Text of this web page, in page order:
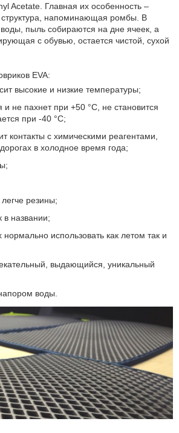
Acetate. Главная их особенность –
структура, напоминающая ромбы. В
воды, пыль собираются на дне ячеек, а
с обувью, остается чистой, сухой
EVA:
высокие и низкие температуры;
не пахнет при +50 °С, не становится
при -40 °С;
контакты с химическими реагентами,
в холодное время года;
резины;
в названии;
использовать как летом так и
выдающийся, уникальный
воды.